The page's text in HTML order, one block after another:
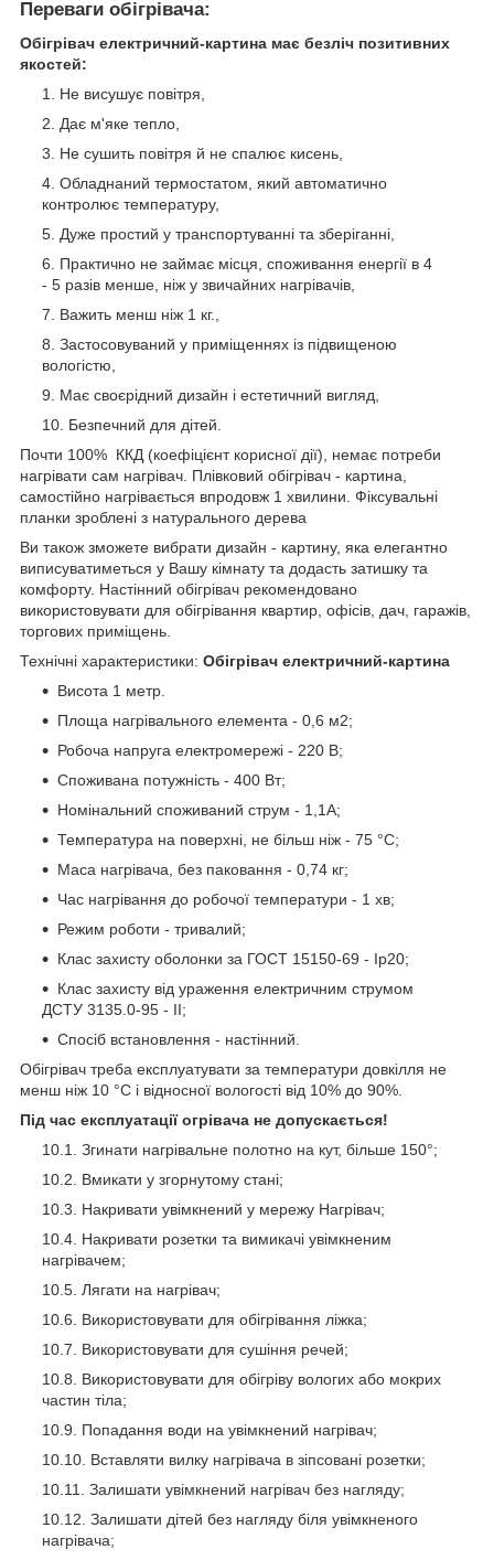
Переваги обігрівача:
Обігрівач електричний-картина має безліч позитивних
якостей:
Не висушує повітря,
Дає м'яке тепло,
Не сушить повітря й не спалює кисень,
Обладнаний термостатом, який автоматично
контролює температуру,
Дуже простий у транспортуванні та зберіганні,
Практично не займає місця, споживання енергії в 4
- 5 разів менше, ніж у звичайних нагрівачів,
Важить менш ніж 1 кг.,
Застосовуваний у приміщеннях із підвищеною
вологістю,
Має своєрідний дизайн і естетичний вигляд,
Безпечний для дітей.
Почти 100% ККД (коефіцієнт корисної дії), немає потреби
нагрівати сам нагрівач. Плівковий обігрівач - картина,
самостійно нагрівається впродовж 1 хвилини. Фіксувальні
планки зроблені з натурального дерева
Ви також зможете вибрати дизайн - картину, яка елегантно
виписуватиметься у Вашу кімнату та додасть затишку та
комфорту. Настінний обігрівач рекомендовано
використовувати для обігрівання квартир, офісів, дач, гаражів,
торгових приміщень.
Технічні характеристики: Обігрівач електричний-картина
Висота 1 метр.
Площа нагрівального елемента - 0,6 м2;
Робоча напруга електромережі - 220 В;
Споживана потужність - 400 Вт;
Номінальний споживаний струм - 1,1А;
Температура на поверхні, не більш ніж - 75 °C;
Маса нагрівача, без паковання - 0,74 кг;
Час нагрівання до робочої температури - 1 хв;
Режим роботи - тривалий;
Клас захисту оболонки за ГОСТ 15150-69 - Ip20;
Клас захисту від ураження електричним струмом
ДСТУ 3135.0-95 - II;
Спосіб встановлення - настінний.
Обігрівач треба експлуатувати за температури довкілля не
менш ніж 10 °C і відносної вологості від 10% до 90%.
Під час експлуатації огрівача не допускається!
Згинати нагрівальне полотно на кут, більше 150°;
Вмикати у згорнутому стані;
Накривати увімкнений у мережу Нагрівач;
Накривати розетки та вимикачі увімкненим
нагрівачем;
Лягати на нагрівач;
Використовувати для обігрівання ліжка;
Використовувати для сушіння речей;
Використовувати для обігріву вологих або мокрих
частин тіла;
Попадання води на увімкнений нагрівач;
Вставляти вилку нагрівача в зіпсовані розетки;
Залишати увімкнений нагрівач без нагляду;
Залишати дітей без нагляду біля увімкненого
нагрівача;